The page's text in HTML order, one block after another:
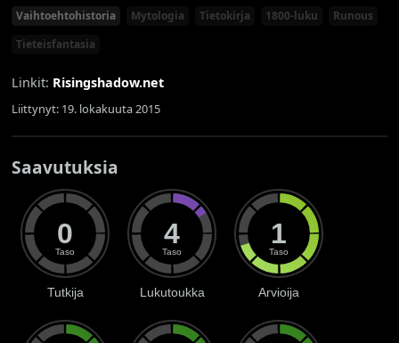
Vaihtoehtohistoria
Mytologia Tietokirja 1800-luku
Runous
Tieteisfantasia
Linkit: Risingshadow.net
Liittynyt: 19. lokakuuta 2015
Saavutuksia
0
Taso
Tutkija
4
Taso
Lukutoukka
1
Taso
Arvioija